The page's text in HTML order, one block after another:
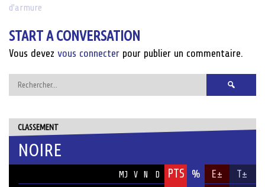
d’armure
START A CONVERSATION
Vous devez vous connecter pour publier un commentaire.
Rechercher :
CLASSEMENT
NOIRE
MJ V N D PTS % E± T±